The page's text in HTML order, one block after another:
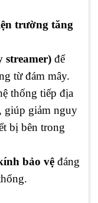
trường tăng
streamer) để
từ đám mây.
thống tiếp địa
giúp giảm nguy
bị bên trong
bảo vệ đáng